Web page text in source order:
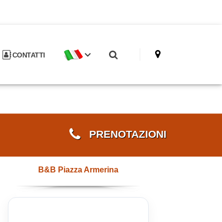
CONTATTI
PRENOTAZIONI
B&B Piazza Armerina